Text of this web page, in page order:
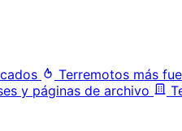
Terremotos más
y páginas de archivo